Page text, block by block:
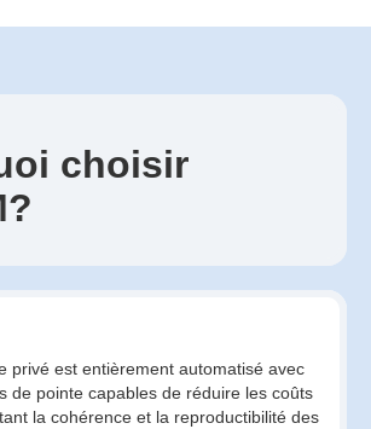
choisir
privé est entièrement automatisé avec
de pointe capables de réduire les coûts
la cohérence et la reproductibilité des